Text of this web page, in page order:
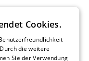
Cookies.
die weitere
Sie der Verwendung